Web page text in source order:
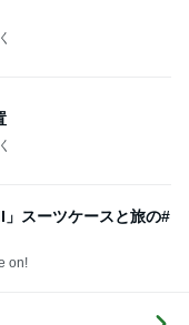
スーツケースと旅の#
on!